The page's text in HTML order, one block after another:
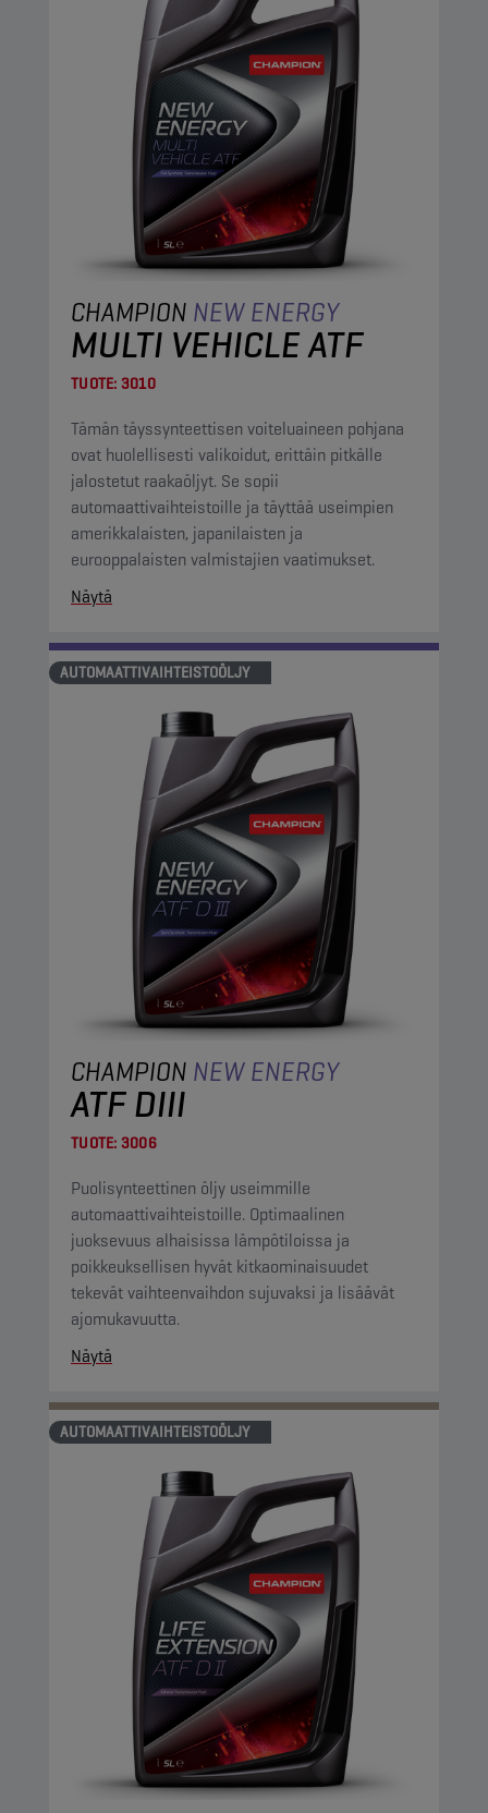
CHAMPION NEW ENERGY
MULTI VEHICLE ATF
TUOTE: 3010
Tämän täyssynteettisen voiteluaineen pohjana
ovat huolellisesti valikoidut, erittäin pitkälle
jalostetut raakaöljyt. Se sopii
automaattivaihteistoille ja täyttää useimpien
amerikkalaisten, japanilaisten ja
eurooppalaisten valmistajien vaatimukset.
Näytä
AUTOMAATTIVAIHTEISTOÖLJY
CHAMPION NEW ENERGY
ATF DIII
TUOTE: 3006
Puolisynteettinen öljy useimmille
automaattivaihteistoille. Optimaalinen
juoksevuus alhaisissa lämpötiloissa ja
poikkeuksellisen hyvät kitkaominaisuudet
tekevät vaihteenvaihdon sujuvaksi ja lisäävät
ajomukavuutta.
Näytä
AUTOMAATTIVAIHTEISTOÖLJY